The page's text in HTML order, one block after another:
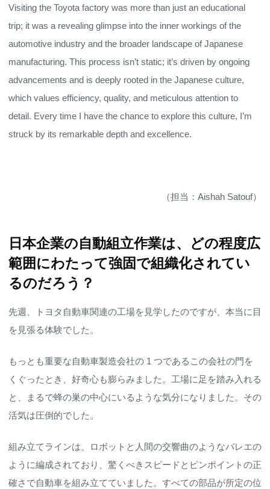
Visiting the Toyota factory was more than just an educational
trip; it was a revealing glimpse into the inner workings of the
automotive industry and the broader landscape of Japanese
manufacturing. This process isn’t static; it’s driven by ongoing
advancements and is deeply rooted in the Japanese culture,
which values efficiency, quality, and meticulous attention to
detail. Every time I have the chance to explore this culture, I’m
struck by its remarkable depth and excellence.
（担当：Aishah Satouf）
日本企業の自動組立作業は、どの程度広
範囲にわたって強固で組織化されてい
るのだろう？
先週、トヨタ自動車関連の工場を見学したのですが、本当に目
を見張る体験でした。
もっとも重要な自動車製造会社の 1 つであるこの会社の門を
くぐったとき、好奇心も膨らみました。工場に足を踏み入れる
と、まるで蜂の巣の中心にいるような気分になりました。その
活気は圧倒的でした。
組み立てラインは、ロボットと人間の交響曲のようなバレエの
ように編成されており、驚くべきスピードとピンポイントの正
確さで自動車を組み立てていました。すべての部品が所定の位